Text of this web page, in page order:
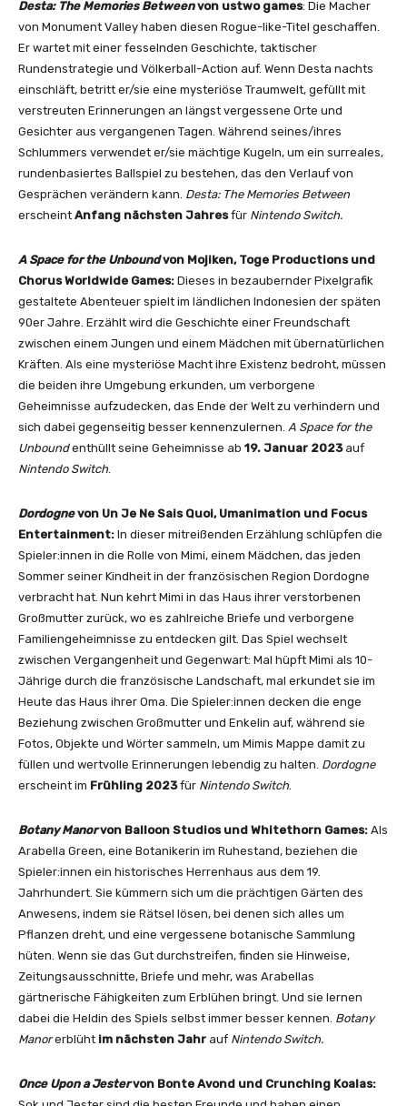
Desta: The Memories Between von ustwo games: Die Macher
von Monument Valley haben diesen Rogue-like-Titel geschaffen.
Er wartet mit einer fesselnden Geschichte, taktischer
Rundenstrategie und Völkerball-Action auf. Wenn Desta nachts
einschläft, betritt er/sie eine mysteriöse Traumwelt, gefüllt mit
verstreuten Erinnerungen an längst vergessene Orte und
Gesichter aus vergangenen Tagen. Während seines/ihres
Schlummers verwendet er/sie mächtige Kugeln, um ein surreales,
rundenbasiertes Ballspiel zu bestehen, das den Verlauf von
Gesprächen verändern kann. Desta: The Memories Between
erscheint Anfang nächsten Jahresfür Nintendo Switch.
A Space for the Unboundvon Mojiken, Toge Productions und
Chorus Worldwide Games: Dieses in bezaubernder Pixelgrafik
gestaltete Abenteuer spielt im ländlichen Indonesien der späten
90er Jahre. Erzählt wird die Geschichte einer Freundschaft
zwischen einem Jungen und einem Mädchen mit übernatürlichen
Kräften. Als eine mysteriöse Macht ihre Existenz bedroht, müssen
die beiden ihre Umgebung erkunden, um verborgene
Geheimnisse aufzudecken, das Ende der Welt zu verhindern und
sich dabei gegenseitig besser kennenzulernen. A Space for the
Unboundenthüllt seine Geheimnisse ab 19. Januar 2023auf
Nintendo Switch
Dordognevon Un Je Ne Sais Quoi, Umanimation und Focus
Entertainment: In dieser mitreißenden Erzählung schlüpfen die
Spieler:innen in die Rolle von Mimi, einem Mädchen, das jeden
Sommer seiner Kindheit in der französischen Region Dordogne
verbracht hat. Nun kehrt Mimi in das Haus ihrer verstorbenen
Großmutter zurück, wo es zahlreiche Briefe und verborgene
Familiengeheimnisse zu entdecken gilt. Das Spiel wechselt
zwischen Vergangenheit und Gegenwart: Mal hüpft Mimi als 10-
Jährige durch die französische Landschaft, mal erkundet sie im
Heute das Haus ihrer Oma. Die Spieler:innen decken die enge
Beziehung zwischen Großmutter und Enkelin auf, während sie
Fotos, Objekte und Wörter sammeln, um Mimis Mappe damit zu
füllen und wertvolle Erinnerungen lebendig zu halten. Dordogne
erscheint im Frühling 2023für Nintendo Switch
Botany Manorvon Balloon Studios und Whitethorn Games: Als
Arabella Green, eine Botanikerin im Ruhestand, beziehen die
Spieler:innen ein historisches Herrenhaus aus dem 19.
Jahrhundert. Sie kümmern sich um die prächtigen Gärten des
Anwesens, indem sie Rätsel lösen, bei denen sich alles um
Pflanzen dreht, und eine vergessene botanische Sammlung
hüten. Wenn sie das Gut durchstreifen, finden sie Hinweise,
Zeitungsausschnitte, Briefe und mehr, was Arabellas
gärtnerische Fähigkeiten zum Erblühen bringt. Und sie lernen
dabei die Heldin des Spiels selbst immer besser kennen. Botany
Manorerblüht im nächsten Jahr auf Nintendo Switch.
Once Upon a Jestervon Bonte Avond und Crunching Koalas: